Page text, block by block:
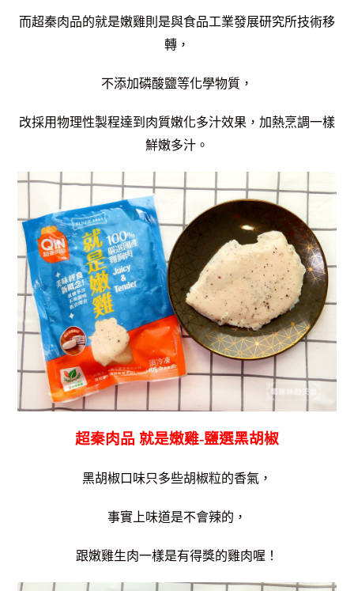
而超秦肉品的就是嫩雞則是與食品工業發展研究所技術移
轉 ，
不添加磷酸鹽等化學物質，
改採用物理性製程達到肉質嫩化多汁效果，加熱烹調一樣
鮮嫩多汁。
超秦肉品 就是嫩雞-鹽選黑胡椒
黑胡椒口味只多些胡椒粒的香氣，
事實上味道是不會辣的，
跟嫩雞生肉一樣是有得獎的雞肉喔！